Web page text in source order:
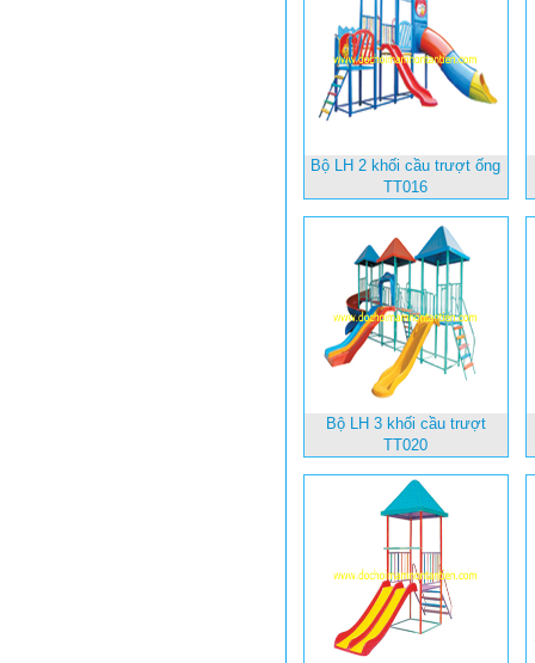
Bộ LH 2 khối cầu trượt ống
TT016
Bộ LH 3 khối cầu trượt
TT020